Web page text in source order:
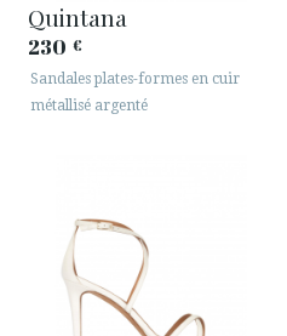
Quintana
230 €
Sandales plates-formes en cuir
métallisé argenté